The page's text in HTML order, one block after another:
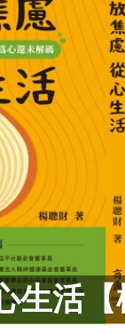
活【